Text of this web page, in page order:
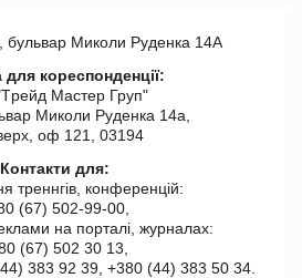
бульвар Миколи Руденка 14А
кореспонденції:
Мастер Груп"
Миколи Руденка 14а,
оф 121, 03194
Контакти для:
треннгів, конференцій:
(67) 502-99-00,
на порталі, журналах:
(67) 502 30 13,
383 92 39, +380 (44) 383 50 34.